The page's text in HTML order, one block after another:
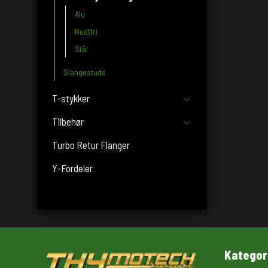
Alu
Rustfri
Stål
Slangestuds
T-stykker
Tilbehør
Turbo Retur Flanger
Y-Fordeler